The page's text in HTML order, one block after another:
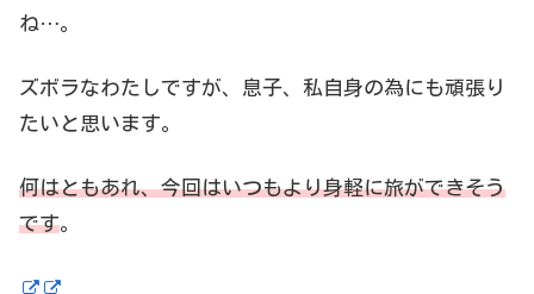
ね…。
ズボラなわたしですが、息子、私自身の為にも頑張り
たいと思います。
何はともあれ、今回はいつもより身軽に旅ができそう
です。